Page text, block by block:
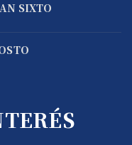
SIXTO